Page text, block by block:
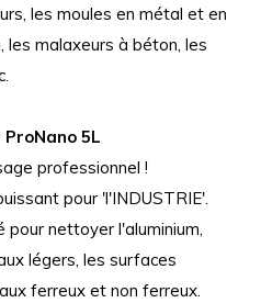
les moules en métal et en
les malaxeurs à béton, les
5L
professionnel !
pour 'l'INDUSTRIE'.
nettoyer l'aluminium,
légers, les surfaces
ferreux et non ferreux.